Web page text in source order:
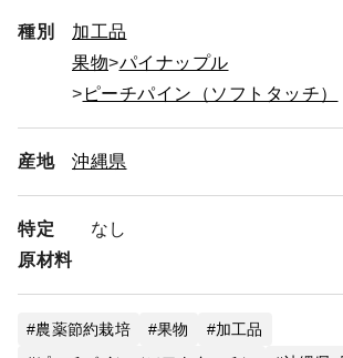
種別
加工品
果物
パイナップル
ピーチパイン（ソフトタッチ）
産地 沖縄県
特定
原材料
なし
農薬節約栽培 果物
加工品